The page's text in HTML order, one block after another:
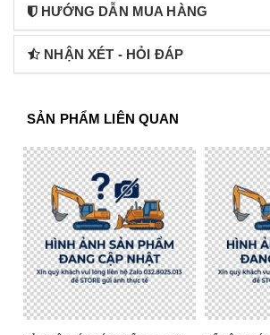
HƯỚNG DẪN MUA HÀNG
NHẬN XÉT - HỎI ĐÁP
SẢN PHẨM LIÊN QUAN